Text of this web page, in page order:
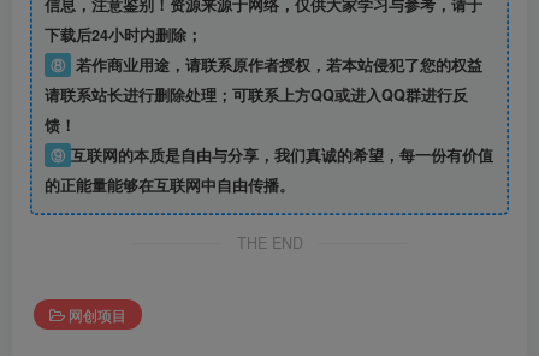
信息，注意鉴别！资源来源于网络，仅供大家学习与参考，请于
下载后24小时内删除；
⑧ 若作商业用途，请联系原作者授权，若本站侵犯了您的权益
请联系站长进行删除处理；可联系上方QQ或进入QQ群进行反
馈！
⑨ 互联网的本质是自由与分享，我们真诚的希望，每一份有价值
的正能量能够在互联网中自由传播。
THE END
网创项目